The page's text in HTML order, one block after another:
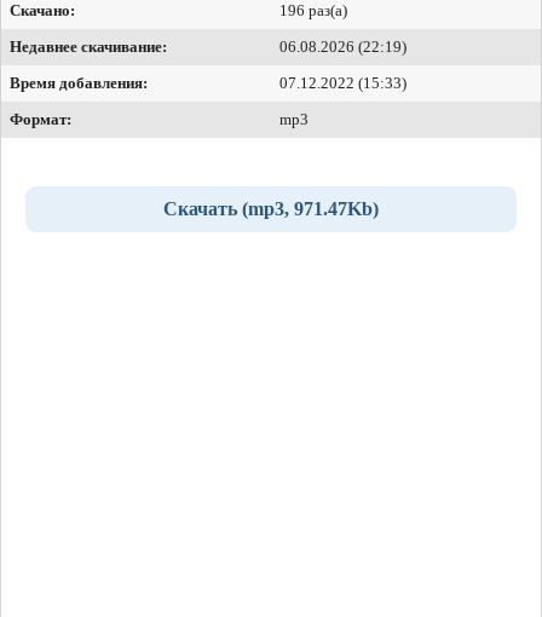
Скачано:
196 раз(а)
Недавнее скачивание:
06.08.2026 (22:19)
Время добавления:
07.12.2022 (15:33)
Формат:
mp3
Скачать (mp3, 971.47Kb)